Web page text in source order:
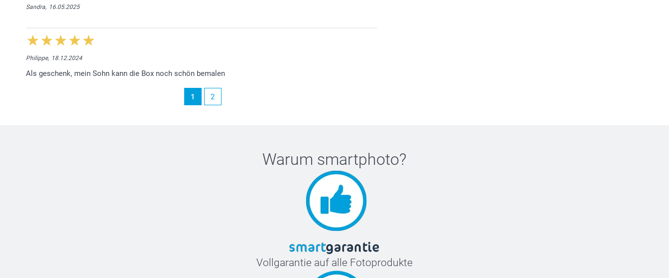
Sandra, 16.05.2025
Philippe, 18.12.2024
Als geschenk, mein Sohn kann die Box noch schön bemalen
1 2
Warum smartphoto?
Vollgarantie auf alle Fotoprodukte